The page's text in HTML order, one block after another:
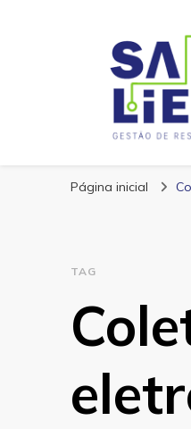
San
Página inicial
TAG